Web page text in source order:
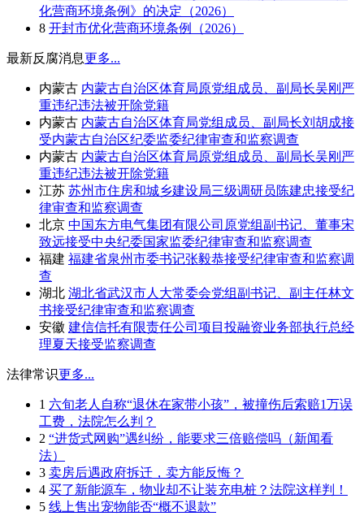
化营商环境条例》的决定（2026）
8 开封市优化营商环境条例（2026）
最新反腐消息更多...
内蒙古 内蒙古自治区体育局原党组成员、副局长吴刚严
重违纪违法被开除党籍
内蒙古 内蒙古自治区体育局党组成员、副局长刘胡成接
受内蒙古自治区纪委监委纪律审查和监察调查
内蒙古 内蒙古自治区体育局原党组成员、副局长吴刚严
重违纪违法被开除党籍
江苏 苏州市住房和城乡建设局三级调研员陈建忠接受纪
律审查和监察调查
北京 中国东方电气集团有限公司原党组副书记、董事宋
致远接受中央纪委国家监委纪律审查和监察调查
福建 福建省泉州市委书记张毅恭接受纪律审查和监察调
查
湖北 湖北省武汉市人大常委会党组副书记、副主任林文
书接受纪律审查和监察调查
安徽 建信信托有限责任公司项目投融资业务部执行总经
理夏天接受监察调查
法律常识更多...
1 六旬老人自称“退休在家带小孩”，被撞伤后索赔1万误
工费，法院怎么判？
2 “进货式网购”遇纠纷，能要求三倍赔偿吗（新闻看
法）
3 卖房后遇政府拆迁，卖方能反悔？
4 买了新能源车，物业却不让装充电桩？法院这样判！
5 线上售出宠物能否“概不退款”